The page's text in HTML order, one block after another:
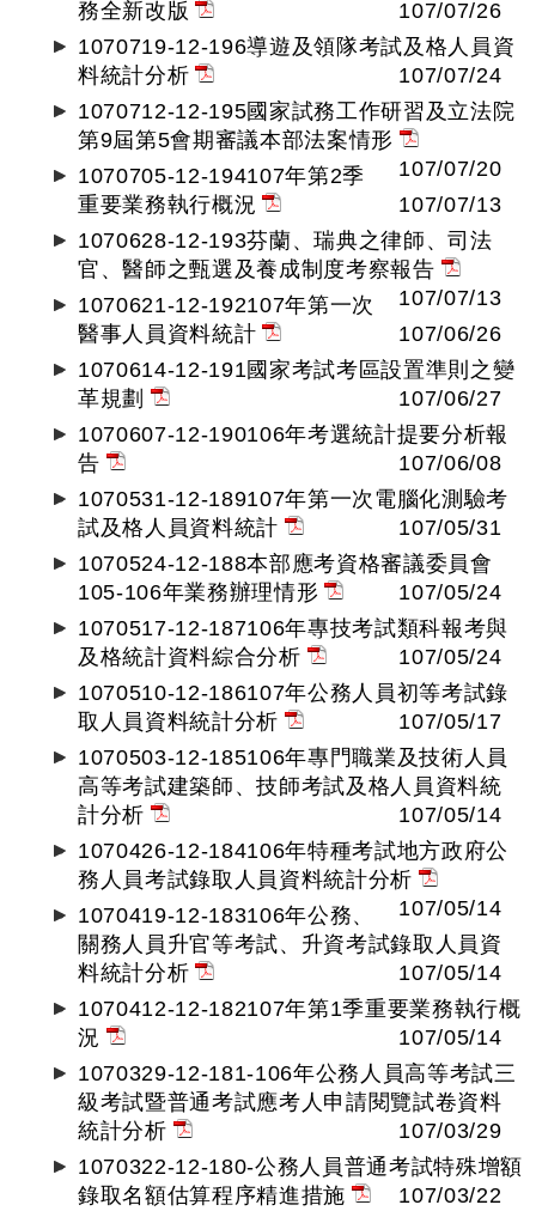
務全新改版
107/07/26
1070719-12-196導遊及領隊考試及格人員資
料統計分析
107/07/24
1070712-12-195國家試務工作研習及立法院
第9屆第5會期審議本部法案情形
107/07/20
1070705-12-194107年第2季
重要業務執行概況
107/07/13
1070628-12-193芬蘭、瑞典之律師、司法
官、醫師之甄選及養成制度考察報告
107/07/13
1070621-12-192107年第一次
醫事人員資料統計
107/06/26
1070614-12-191國家考試考區設置準則之變
革規劃
107/06/27
1070607-12-190106年考選統計提要分析報
告
107/06/08
1070531-12-189107年第一次電腦化測驗考
試及格人員資料統計
107/05/31
1070524-12-188本部應考資格審議委員會
105-106年業務辦理情形
107/05/24
1070517-12-187106年專技考試類科報考與
及格統計資料綜合分析
107/05/24
1070510-12-186107年公務人員初等考試錄
取人員資料統計分析
107/05/17
1070503-12-185106年專門職業及技術人員
高等考試建築師、技師考試及格人員資料統
計分析
107/05/14
1070426-12-184106年特種考試地方政府公
務人員考試錄取人員資料統計分析
107/05/14
1070419-12-183106年公務、
關務人員升官等考試、升資考試錄取人員資
料統計分析
107/05/14
1070412-12-182107年第1季重要業務執行概
況
107/05/14
1070329-12-181-106年公務人員高等考試三
級考試暨普通考試應考人申請閱覽試卷資料
統計分析
107/03/29
1070322-12-180-公務人員普通考試特殊增額
錄取名額估算程序精進措施
107/03/22